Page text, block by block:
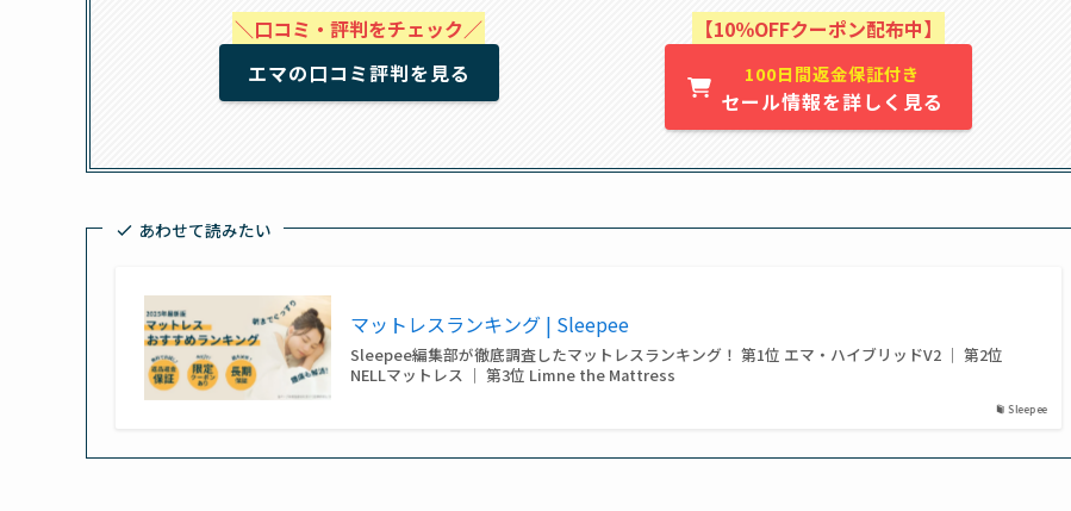
＼口コミ・評判をチェック／
エマの口コミ評判を見る
【10％OFFクーポン配布中】
100日間返金保証付き
セール情報を詳しく見る
あわせて読みたい
Sleepee
マットレスランキング | Sleepee
Sleepee編集部が徹底調査したマットレスランキング！ 第1位 エマ・ハイブリッドV2 ｜ 第2位
NELLマットレス ｜ 第3位 Limne the Mattress